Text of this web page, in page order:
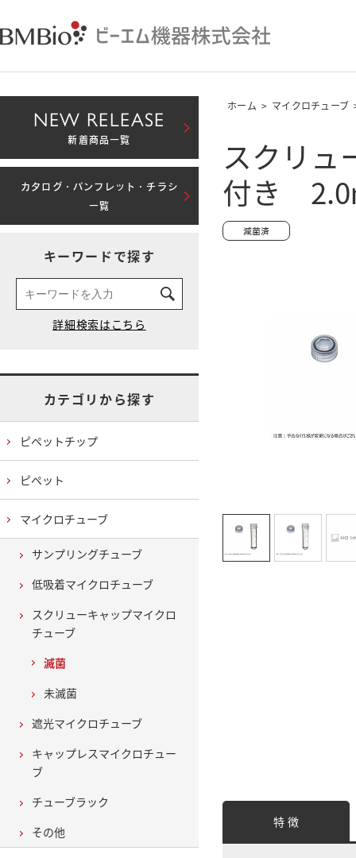
ホーム > マイクロチューブ
スクリ
付き
特 徴
NEW RELEASE
新着商品一覧
カタログ・パンフレット・チラシ
一覧
キーワードで探す
カテゴリから探す
ピペットチップ
ピペット
マイクロチューブ
サンプリングチューブ
低吸着マイクロチューブ
スクリューキャップマイクロ
チューブ
滅菌
未滅菌
遮光マイクロチューブ
キャップレスマイクロチュー
ブ
チューブラック
その他